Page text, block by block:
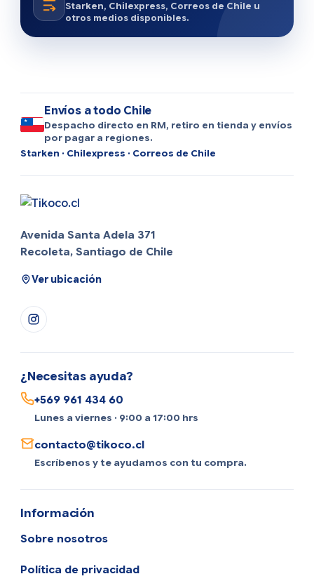
Starken, Chilexpress, Correos de Chile u
otros medios disponibles.
Envíos a todo Chile
Despacho directo en RM, retiro en tienda y envíos
por pagar a regiones.
Starken · Chilexpress · Correos de Chile
Avenida Santa Adela 371
Recoleta, Santiago de Chile
Ver ubicación
¿Necesitas ayuda?
+569 961 434 60
Lunes a viernes · 9:00 a 17:00 hrs
contacto@tikoco.cl
Escríbenos y te ayudamos con tu compra.
Información
Sobre nosotros
Política de privacidad